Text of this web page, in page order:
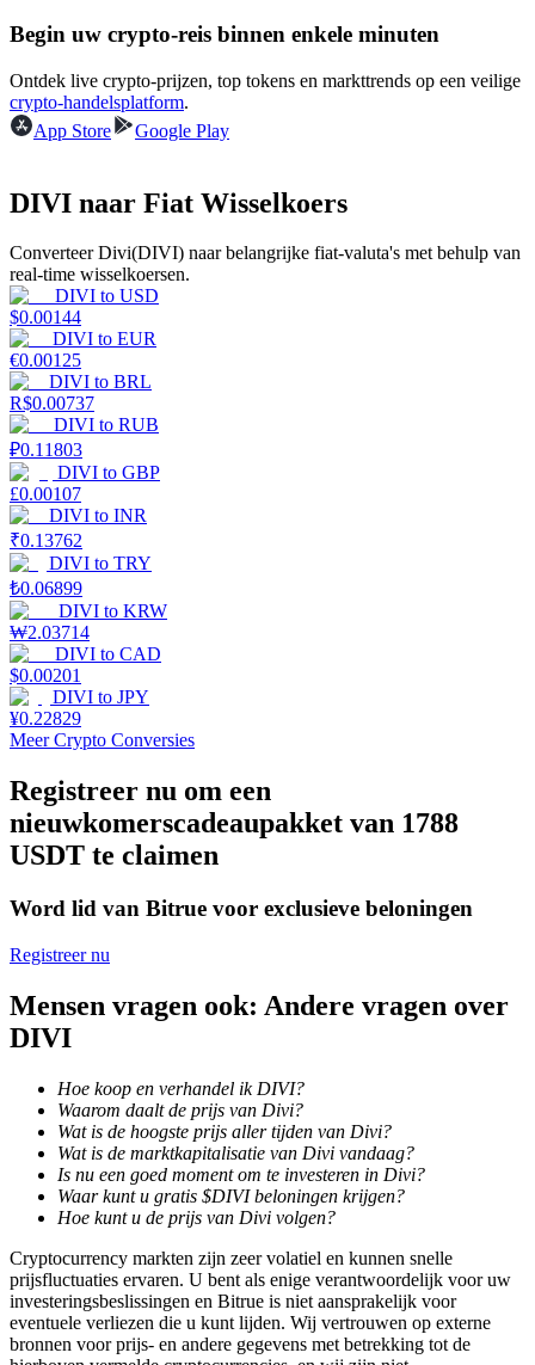
Handelsstrategieën
Leer hoe u winstgevend kunt blijven
Verdienen
Macht varkentje
Verdien dagelijks competitieve beloningen
Hoog rendement en directe toegang
Launchpool
Flexibel staken om populaire tokens te verdienen.
Begin uw crypto-reis binnen enkele minuten
Ontdek live crypto-prijzen, top tokens en markttrends op een veilige
crypto-handelsplatform.
App Store
Google Play
DIVI naar Fiat Wisselkoers
Converteer Divi(DIVI) naar belangrijke fiat-valuta's met behulp van
real-time wisselkoersen.
DIVI to USD
$0.00144
DIVI to EUR
€0.00125
DIVI to BRL
R$0.00737
DIVI to RUB
₽0.11803
DIVI to GBP
£0.00107
DIVI to INR
₹0.13762
DIVI to TRY
₺0.06899
DIVI to KRW
₩2.03714
DIVI to CAD
$0.00201
DIVI to JPY
¥0.22829
Meer Crypto Conversies
Registreer nu om een
nieuwkomerscadeaupakket van 1788
USDT te claimen
Word lid van Bitrue voor exclusieve beloningen
Registreer nu
Mensen vragen ook: Andere vragen over
DIVI
Hoe koop en verhandel ik DIVI?
Waarom daalt de prijs van Divi?
Wat is de hoogste prijs aller tijden van Divi?
Wat is de marktkapitalisatie van Divi vandaag?
Is nu een goed moment om te investeren in Divi?
Waar kunt u gratis $DIVI beloningen krijgen?
Hoe kunt u de prijs van Divi volgen?
Cryptocurrency markten zijn zeer volatiel en kunnen snelle
prijsfluctuaties ervaren. U bent als enige verantwoordelijk voor uw
investeringsbeslissingen en Bitrue is niet aansprakelijk voor
eventuele verliezen die u kunt lijden. Wij vertrouwen op externe
bronnen voor prijs- en andere gegevens met betrekking tot de